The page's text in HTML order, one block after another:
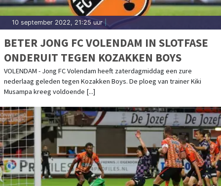
10 september 2022, 21:25 uur|
BETER JONG FC VOLENDAM IN SLOTFASE
ONDERUIT TEGEN KOZAKKEN BOYS
VOLENDAM - Jong FC Volendam heeft zaterdagmiddag een zure
nederlaag geleden tegen Kozakken Boys. De ploeg van trainer Kiki
Musampa kreeg voldoende [...]